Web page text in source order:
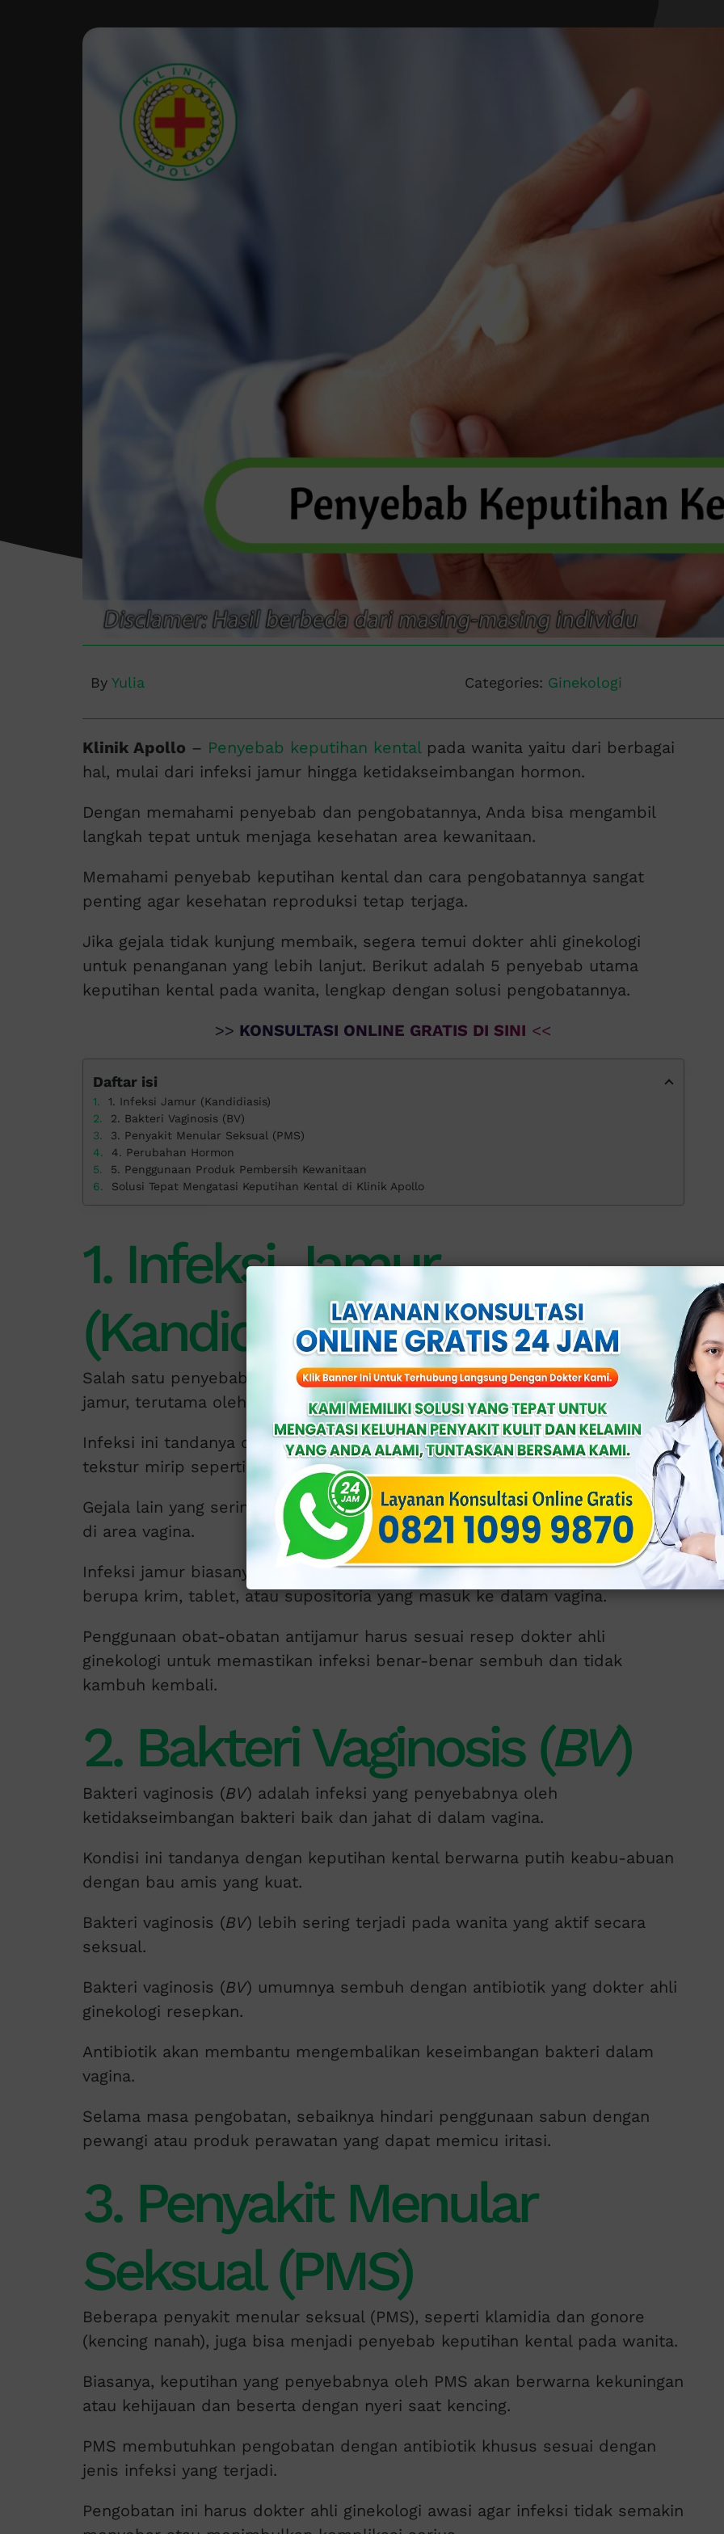
By Yulia Categories: Ginekologi
Klinik Apollo – Penyebab keputihan kentalpada wanita yaitu dari berbagai
hal, mulai dari infeksi jamur hingga ketidakseimbangan hormon.
Dengan memahami penyebab dan pengobatannya, Anda bisa mengambil
langkah tepat untuk menjaga kesehatan area kewanitaan.
Memahami penyebab keputihan kental dan cara pengobatannya sangat
penting agar kesehatan reproduksi tetap terjaga.
Jika gejala tidak kunjung membaik, segera temui dokter ahli ginekologi
untuk penanganan yang lebih lanjut. Berikut adalah 5 penyebab utama
keputihan kental pada wanita, lengkap dengan solusi pengobatannya.
>> KONSULTASI ONLINE GRATIS DI SINI <<
Daftar isi
1. Infeksi Jamur (Kandidiasis)
2. Bakteri Vaginosis (BV)
3. Penyakit Menular Seksual (PMS)
4. Perubahan Hormon
5. Penggunaan Produk Pembersih Kewanitaan
Solusi Tepat Mengatasi Keputihan Kental di Klinik Apollo
1. Infeksi Jamur
(Kandidiasis)
Salah satu penyebab utama keputihan kental pada wanita adalah infeksi
jamur, terutama oleh jamur
Candida albicans.
Infeksi ini tandanya dengan keputihan kental yang berwarna putih dan
tekstur mirip seperti susu kental.
Gejala lain yang sering menyertai adalah gatal, sensasi terbakar, dan iritasi
di area vagina.
Infeksi jamur biasanya teratasi dengan obat-obatan antijamur yang bisa
berupa krim, tablet, atau supositoria yang masuk ke dalam vagina.
Penggunaan obat-obatan antijamur harus sesuai resep dokter ahli
ginekologi untuk memastikan infeksi benar-benar sembuh dan tidak
kambuh kembali.
2. Bakteri Vaginosis (BV)
Bakteri vaginosis (BV) adalah infeksi yang penyebabnya oleh
ketidakseimbangan bakteri baik dan jahat di dalam vagina.
Kondisi ini tandanya dengan keputihan kental berwarna putih keabu-abuan
dengan bau amis yang kuat.
Bakteri vaginosis (BV) lebih sering terjadi pada wanita yang aktif secara
seksual.
Bakteri vaginosis (BV) umumnya sembuh dengan antibiotik yang dokter ahli
ginekologi resepkan.
Antibiotik akan membantu mengembalikan keseimbangan bakteri dalam
vagina.
Selama masa pengobatan, sebaiknya hindari penggunaan sabun dengan
pewangi atau produk perawatan yang dapat memicu iritasi.
3. Penyakit Menular
Seksual (PMS)
Beberapa penyakit menular seksual (PMS), seperti klamidia dan gonore
(kencing nanah), juga bisa menjadi penyebab keputihan kental pada wanita.
Biasanya, keputihan yang penyebabnya oleh PMS akan berwarna kekuningan
atau kehijauan dan beserta dengan nyeri saat kencing.
PMS membutuhkan pengobatan dengan antibiotik khusus sesuai dengan
jenis infeksi yang terjadi.
Pengobatan ini harus dokter ahli ginekologi awasi agar infeksi tidak semakin